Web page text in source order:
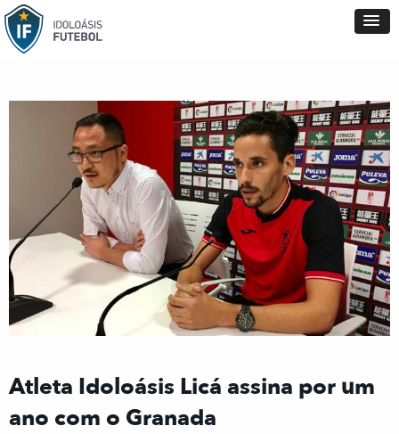
Atleta Idoloásis Licá assina por um
ano com o Granada